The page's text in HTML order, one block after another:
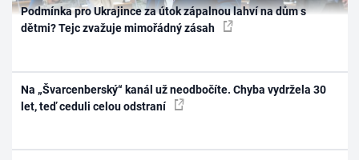
Podmínka pro Ukrajince za útok zápalnou lahví na dům s
dětmi? Tejc zvažuje mimořádný zásah
Na „Švarcenberský“ kanál už neodbočíte. Chyba vydržela 30
let, teď ceduli celou odstraní